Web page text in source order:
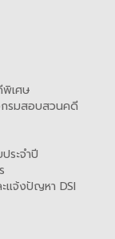
พิเศษ
รมสอบสวนคดี
ระจำปี
แจ้งปัญหา DSI